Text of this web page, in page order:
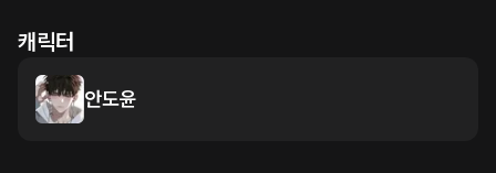
캐릭터
안도윤